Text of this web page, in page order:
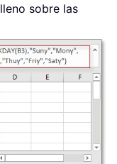
sobre las